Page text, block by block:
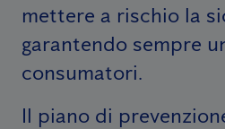
mettere a rischio la
garantendo sempre
consumatori.
Il piano di